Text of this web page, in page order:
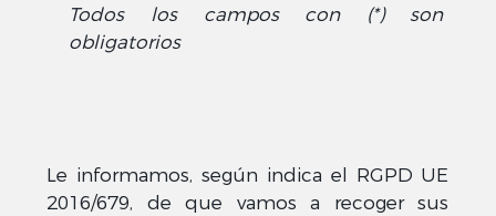
Todos los campos con (*) son
obligatorios
Le informamos, según indica el RGPD UE
2016/679, de que vamos a recoger sus